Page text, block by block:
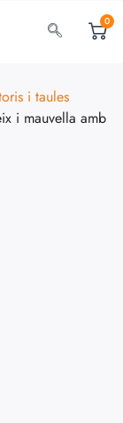
0
i taules
i mauvella amb